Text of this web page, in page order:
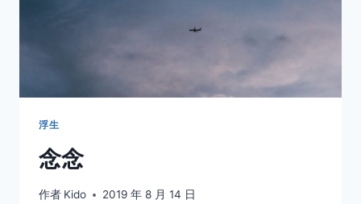
浮生
念念
作者 Kido 2019 年 8 月 14 日